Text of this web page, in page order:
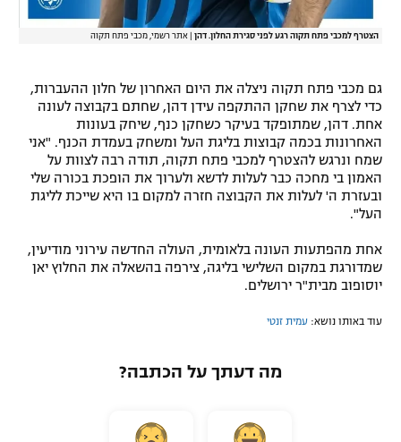
הצטרף למכבי פתח תקוה רגע לפני סגירת החלון. דהן אתר רשמי, מכבי פתח תקוה
גם מכבי פתח תקוה ניצלה את היום האחרון של חלון ההעברות,
כדי לצרף את שחקן ההתקפה עידן דהן, שחתם בקבוצה לעונה
אחת. דהן, שמתופקד בעיקר כשחקן כנף, שיחק בעונות
האחרונות בכמה קבוצות בליגת העל ומשחק בעמדת הכנף. "אני
שמח ונרגש להצטרף למכבי פתח תקוה, תודה רבה לצוות על
האמון בי מחכה כבר לעלות לדשא ולערוך את הופכת בכורה שלי
ובעזרת ה' לעלות את הקבוצה חזרה למקום בו היא שייכת לליגת
העל".
אחת מהפתעות העונה בלאומית, העולה החדשה עירוני מודיעין,
שמדורגת במקום השלישי בליגה, צירפה בהשאלה את החלוץ יאן
יוסופוב מבית"ר ירושלים.
עוד באותו נושא: עמית זנטי
מה דעתך על הכתבה?